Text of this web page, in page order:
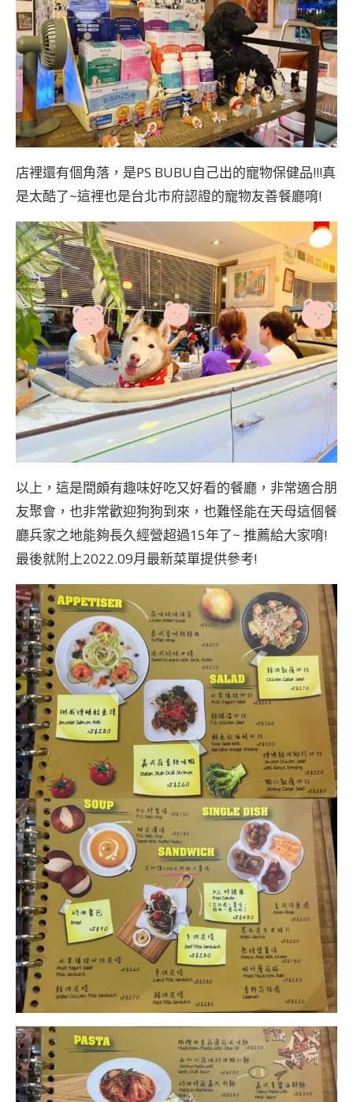
店裡還有個角落，是PS BUBU自己出的寵物保健品!!!真
是太酷了~這裡也是台北市府認證的寵物友善餐廳唷!
以上，這是間頗有趣味好吃又好看的餐廳，非常適合朋
友聚會，也非常歡迎狗狗到來，也難怪能在天母這個餐
廳兵家之地能夠長久經營超過15年了~ 推薦給大家唷!
最後就附上2022.09月最新菜單提供參考!